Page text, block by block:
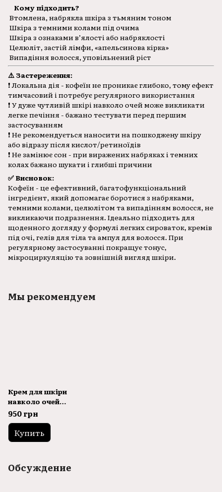
Кому підходить?
Втомлена, набрякла шкіра з тьмяним тоном
Шкіра з темними колами під очима
Шкіра з ознаками в’ялості або набряклості
Целюліт, застій лімфи, «апельсинова кірка»
Випадіння волосся, уповільнений ріст
⚠️ Застереження:
❗ Локальна дія - кофеїн не проникає глибоко, тому ефект
тимчасовий і потребує регулярного використання
❗ У дуже чутливій шкірі навколо очей може викликати
легке печіння - бажано тестувати перед першим
застосуванням
❗ Не рекомендується наносити на пошкоджену шкіру
або відразу після кислот/ретиноїдів
❗ Не замінює сон - при виражених набряках і темних
колах бажано шукати і глибші причини
✅ Висновок:
Кофеїн - це ефективний, багатофункціональний
інгредієнт, який допомагає боротися з набряками,
темними колами, целюлітом та випадінням волосся, не
викликаючи подразнення. Ідеально підходить для
щоденного догляду у формулі легких сироваток, кремів
під очі, гелів для тіла та ампул для волосся. При
регулярному застосуванні покращує тонус,
мікроциркуляцію та зовнішній вигляд шкіри.
Мы рекомендуем
Крем для шкіри
навколо очей
Danique Intensive
Eye Lifting Cream
20ml
950 грн
Купить
Обсуждение